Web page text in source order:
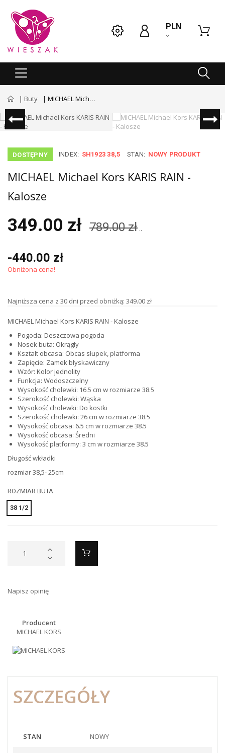
PLN
Buty MICHAEL Michael Kors KARIS RAIN - Kalosze
DOSTĘPNY INDEX: SH1923 38,5 STAN: NOWY PRODUKT
MICHAEL Michael Kors KARIS RAIN -
Kalosze
349.00 zł 789.00 zł ..
-440.00 zł
Obniżona cena!
Najniższa cena z 30 dni przed obniżką: 349.00 zł
MICHAEL Michael Kors KARIS RAIN - Kalosze
Pogoda: Deszczowa pogoda
Nosek buta: Okrągły
Kształt obcasa: Obcas słupek, platforma
Zapięcie: Zamek błyskawiczny
Wzór: Kolor jednolity
Funkcja: Wodoszczelny
Wysokość cholewki: 16.5 cm w rozmiarze 38.5
Szerokość cholewki: Wąska
Wysokość cholewki: Do kostki
Szerokość cholewki: 26 cm w rozmiarze 38.5
Wysokość obcasa: 6.5 cm w rozmiarze 38.5
Wysokość obcasa: Średni
Wysokość platformy: 3 cm w rozmiarze 38.5
Długość wkładki
rozmiar 38,5- 25cm
ROZMIAR BUTA
38 1/2
Napisz opinię
Producent
MICHAEL KORS
SZCZEGÓŁY
STAN NOWY